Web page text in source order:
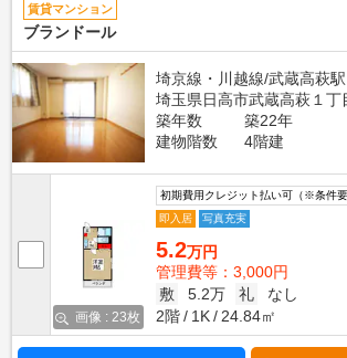
賃貸マンション
ブランドール
埼京線・川越線/武蔵高萩
埼玉県日高市武蔵高萩１丁
築年数
築22年
建物階数
4階建
画像 : 23枚
初期費用クレジット払い可（※条件要
即入居
写真充実
5.2万円
管理費等：3,000円
敷
5.2万 礼
なし
2階
1K 24.84㎡